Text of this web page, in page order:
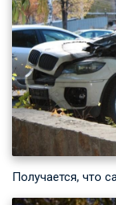
Получается, что